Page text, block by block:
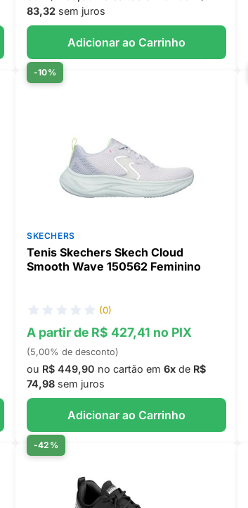
83,32sem juros
Adicionar ao Carrinho
-10%
SKECHERS
Tenis Skechers Skech Cloud
Smooth Wave 150562 Feminino
(0)
A partir de R$ 427,41 no PIX
(5,00% de desconto)
ou R$ 449,90 no cartão em 6xde R$
74,98sem juros
Adicionar ao Carrinho
-42%